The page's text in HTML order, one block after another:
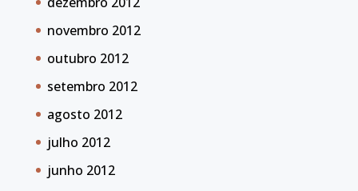
novembro 2012
outubro 2012
setembro 2012
agosto 2012
julho 2012
junho 2012